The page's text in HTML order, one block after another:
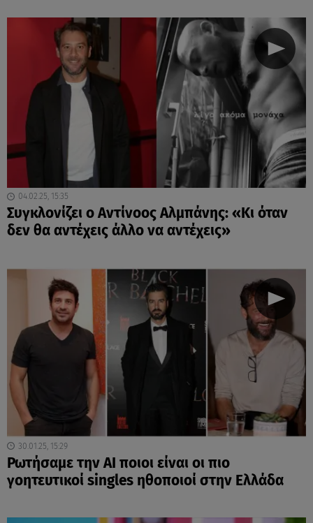
04.02.25, 15:35
Συγκλονίζει ο Αντίνοος Αλμπάνης: «Κι όταν
δεν θα αντέχεις άλλο να αντέχεις»
30.01.25, 15:29
Ρωτήσαμε την AI ποιοι είναι οι πιο
γοητευτικοί singles ηθοποιοί στην Ελλάδα